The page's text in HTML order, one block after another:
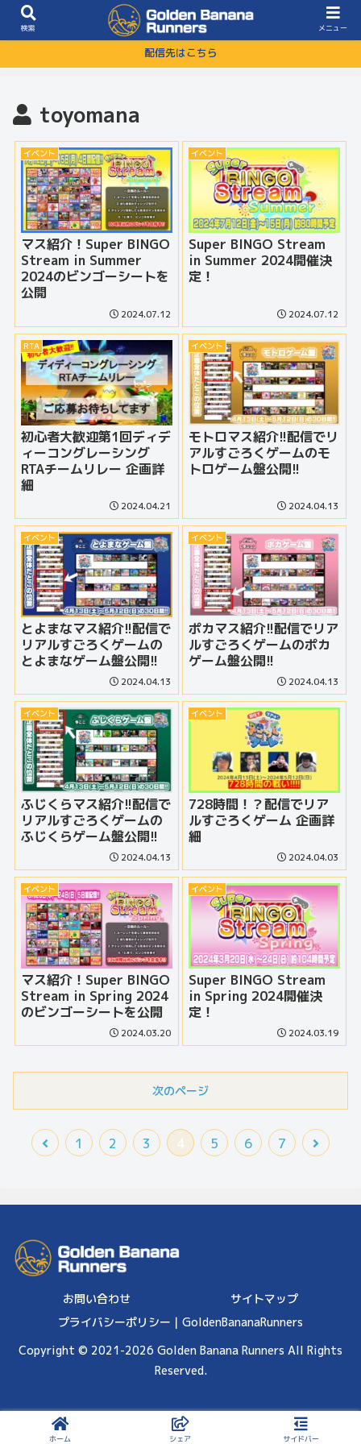
配信先はこちら
toyomana
イベント
マス紹介！Super BINGO
Stream in Summer
2024のビンゴーシートを
公開
2024.07.12
イベント
Super BINGO Stream
in Summer 2024開催決
定！
2024.07.12
RTA
初心者大歓迎第1回ディデ
ィーコングレーシング
RTAチームリレー 企画詳
細
2024.04.21
イベント
モトロマス紹介!!配信でリ
アルすごろくゲームのモ
トロゲーム盤公開!!
2024.04.13
イベント
とよまなマス紹介!!配信で
リアルすごろくゲームの
とよまなゲーム盤公開!!
2024.04.13
イベント
ポカマス紹介!!配信でリア
ルすごろくゲームのポカ
ゲーム盤公開!!
2024.04.13
イベント
ふじくらマス紹介!!配信で
リアルすごろくゲームの
ふじくらゲーム盤公開!!
2024.04.13
イベント
728時間！？配信でリア
ルすごろくゲーム 企画詳
細
2024.04.03
イベント
マス紹介！Super BINGO
Stream in Spring 2024
のビンゴーシートを公開
2024.03.20
イベント
Super BINGO Stream
in Spring 2024開催決
定！
2024.03.19
次のページ
1 2 3 4 5 6 7
お問い合わせ
サイトマップ
プライバシーポリシー｜GoldenBananaRunners
Copyright © 2021-2026 Golden Banana Runners All Rights
Reserved.
検索 メニュー
ホーム シェア サイドバー